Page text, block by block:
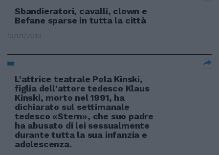
Sbandieratori, cavalli, clown e
Befane sparse in tutta la città
13/01/2013
L'attrice teatrale Pola Kinski,
figlia dell'attore tedesco Klaus
Kinski, morto nel 1991, ha
dichiarato sul settimanale
tedesco «Stern», che suo padre
ha abusato di lei sessualmente
durante tutta la sua infanzia e
adolescenza.